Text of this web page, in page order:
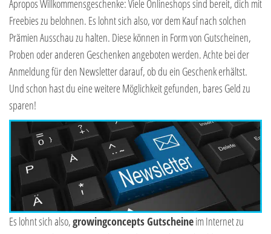
Apropos Willkommensgeschenke: Viele Onlineshops sind bereit, dich mit
Freebies zu belohnen. Es lohnt sich also, vor dem Kauf nach solchen
Prämien Ausschau zu halten. Diese können in Form von Gutscheinen,
Proben oder anderen Geschenken angeboten werden. Achte bei der
Anmeldung für den Newsletter darauf, ob du ein Geschenk erhältst.
Und schon hast du eine weitere Möglichkeit gefunden, bares Geld zu
sparen!
Es lohnt sich also,growingconcepts Gutscheineim Internet zu